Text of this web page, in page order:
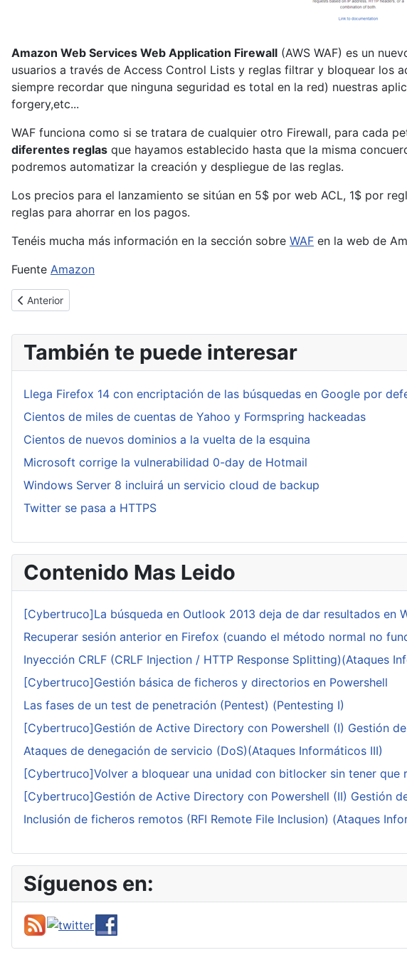
Amazon Web Services Web Application Firewall (AWS WAF) es un
usuarios a través de Access Control Lists y reglas filtrar y bloquear los
siempre recordar que ninguna seguridad es total en la red) nuestras
forgery,etc...
WAF funciona como si se tratara de cualquier otro Firewall, para cada
diferentes reglas que hayamos establecido hasta que la misma
podremos automatizar la creación y despliegue de las reglas.
Los precios para el lanzamiento se sitúan en 5$ por web ACL, 1$ por
reglas para ahorrar en los pagos.
Tenéis mucha más información en la sección sobre WAF en la web de
Fuente Amazon
Artículo anterior: Las defensas de EMET superadas por la propia
Anterior
También te puede interesar
Llega Firefox 14 con encriptación de las búsquedas en Google por
Cientos de miles de cuentas de Yahoo y Formspring hackeadas
Cientos de nuevos dominios a la vuelta de la esquina
Microsoft corrige la vulnerabilidad 0-day de Hotmail
Windows Server 8 incluirá un servicio cloud de backup
Twitter se pasa a HTTPS
Contenido Mas Leido
[Cybertruco]La búsqueda en Outlook 2013 deja de dar resultados en
Recuperar sesión anterior en Firefox (cuando el método normal no
Inyección CRLF (CRLF Injection / HTTP Response Splitting)(Ataques
[Cybertruco]Gestión básica de ficheros y directorios en Powershell
Las fases de un test de penetración (Pentest) (Pentesting I)
[Cybertruco]Gestión de Active Directory con Powershell (I) Gestión
Ataques de denegación de servicio (DoS)(Ataques Informáticos III)
[Cybertruco]Volver a bloquear una unidad con bitlocker sin tener que
[Cybertruco]Gestión de Active Directory con Powershell (II) Gestión
Inclusión de ficheros remotos (RFI Remote File Inclusion) (Ataques
Síguenos en: